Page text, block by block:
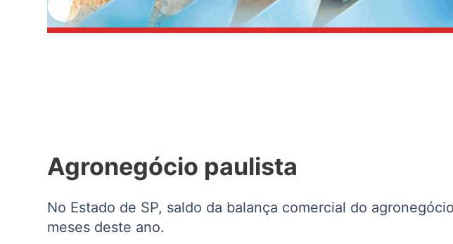
Agronegócio paulista
No Estado de SP, saldo da balança comercial do
meses deste ano.